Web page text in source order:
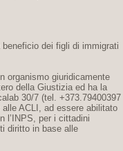
dei figli di immigrati
organismo giuridicamente
della Giustizia ed ha la
30/7 (tel. +373.79400397
ACLI, ad essere abilitato
l’INPS, per i cittadini
diritto in base alle